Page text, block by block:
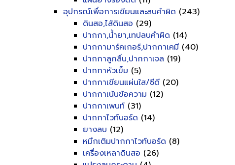
อุปกรณ์เพื่อการเขียนและลบคำผิด (243)
ดินสอ,ไส้ดินสอ (29)
ปากกา,น้ำยา,เทปลบคำผิด (14)
ปากกามาร์คเกอร์,ปากกาเคมี (40)
ปากกาลูกลื่น,ปากกาเจล (19)
ปากกาหัวเข็ม (5)
ปากกาเขียนแผ่นใส/ซีดี (20)
ปากกาเน้นข้อความ (12)
ปากกาเพนท์ (31)
ปากกาไวท์บอร์ด (14)
ยางลบ (12)
หมึกเติมปากกาไวท์บอร์ด (8)
เครื่องเหลาดินสอ (26)